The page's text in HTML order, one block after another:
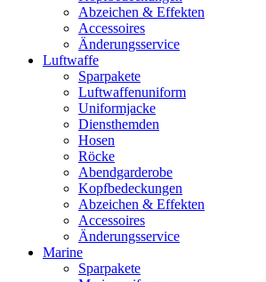
Abzeichen & Effekten
Accessoires
Änderungsservice
Luftwaffe
Sparpakete
Luftwaffenuniform
Uniformjacke
Diensthemden
Hosen
Röcke
Abendgarderobe
Kopfbedeckungen
Abzeichen & Effekten
Accessoires
Änderungsservice
Marine
Sparpakete